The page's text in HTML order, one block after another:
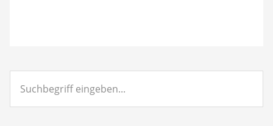
eingeben...